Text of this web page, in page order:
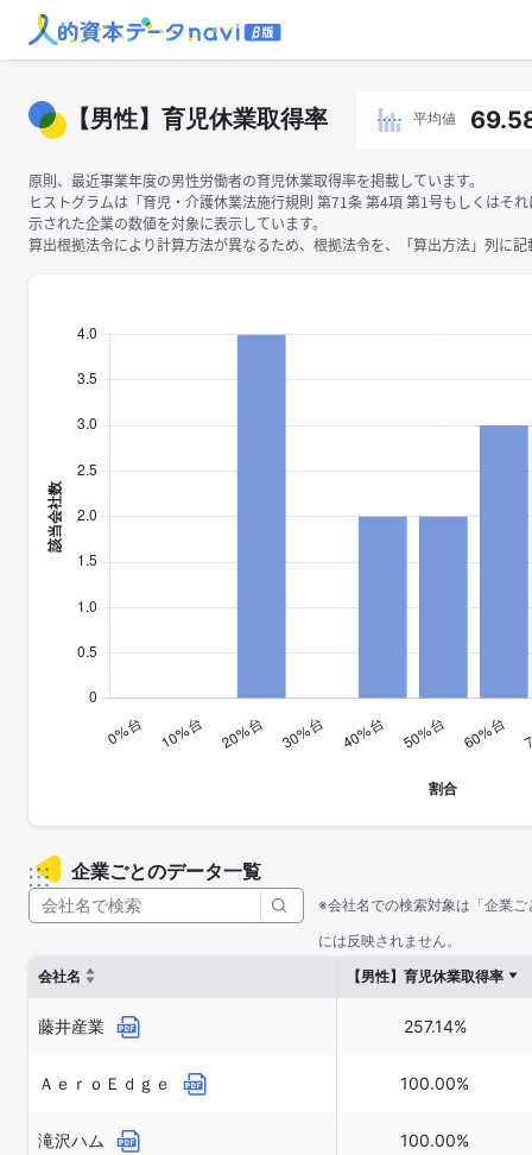
【男性】育児休業取得率 平均値
原則、最近事業年度の男性労働者の育児休業取得率を掲載しています。
ヒストグラムは「育児・介護休業法施行規則 第71条 第4項 第1号もしくはそ
示された企業の数値を対象に表示しています。
算出根拠法令により計算方法が異なるため、根拠法令を、「算出方法」列に
企業ごとのデータ一覧
※会社名での検索対象は「企業
には反映されません。
会社名
【男性】育児休業取得率
藤井産業 257.14%
ＡｅｒｏＥｄｇｅ 100.00%
滝沢ハム 100.00%